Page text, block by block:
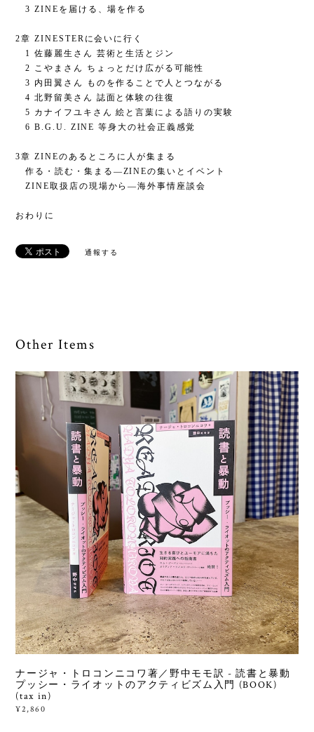
3 ZINEを届ける、場を作る
2章 ZINESTERに会いに行く
1 佐藤麗生さん 芸術と生活とジン
2 こやまさん ちょっとだけ広がる可能性
3 内田翼さん ものを作ることで人とつながる
4 北野留美さん 誌面と体験の往復
5 カナイフユキさん 絵と言葉による語りの実験
6 B.G.U. ZINE 等身大の社会正義感覚
3章 ZINEのあるところに人が集まる
作る・読む・集まる―ZINEの集いとイベント
ZINE取扱店の現場から―海外事情座談会
おわりに
通報する
Other Items
ナージャ・トロコンニコワ著／野中モモ訳 - 読書と暴動
プッシー・ライオットのアクティビズム入門 (BOOK)
(tax in)
¥2,860